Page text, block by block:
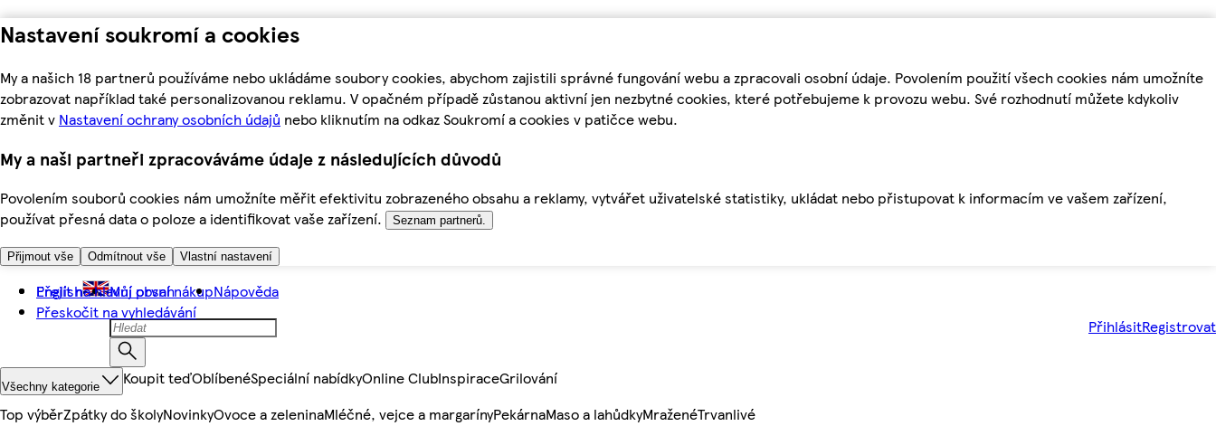
Nastavení soukromí a cookies
My a našich 18 partnerů používáme nebo ukládáme soubory cookies, abychom zajistili správné fungování webu a zpracovali osobní údaje. Povolením použití všech cookies nám umožníte
zobrazovat například také personalizovanou reklamu. V opačném případě zůstanou aktivní jen nezbytné cookies, které potřebujeme k provozu webu. Své rozhodnutí můžete kdykoliv
změnit v Nastavení ochrany osobních údajů nebo kliknutím na odkaz Soukromí a cookies v patičce webu.
My a naši partneři zpracováváme údaje z následujících důvodů
Povolením souborů cookies nám umožníte měřit efektivitu zobrazeného obsahu a reklamy, vytvářet uživatelské statistiky, ukládat nebo přistupovat k informacím ve vašem zařízení,
používat přesná data o poloze a identifikovat vaše zařízení.
Seznam partnerů.
Přijmout vše Odmítnout vše Vlastní nastavení
Přejít na hlavní obsah
Přeskočit na vyhledávání
English Můj první nákupNápověda
PřihlásitRegistrovat
Všechny kategorie Koupit teďOblíbenéSpeciální nabídkyOnline ClubInspiraceGrilování
Top výběrZpátky do školyNovinkyOvoce a zeleninaMléčné, vejce a margarínyPekárnaMaso a lahůdkyMraženéTrvanlivé